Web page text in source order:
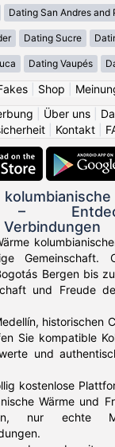
Dating San Andres and
Dating Sucre
Dating Vaupés
| Shop
Über uns
Kontakt
–
Gemeinschaft.
Bergen bis
und Freude
historischen
Sie kompatible
und
kostenlose
Wärme und
nur echte